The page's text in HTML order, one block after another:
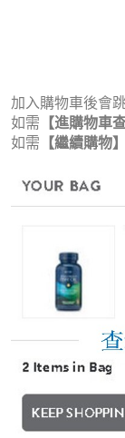
加入購物車後會
如需 【進購物車
如需 【繼續購物】